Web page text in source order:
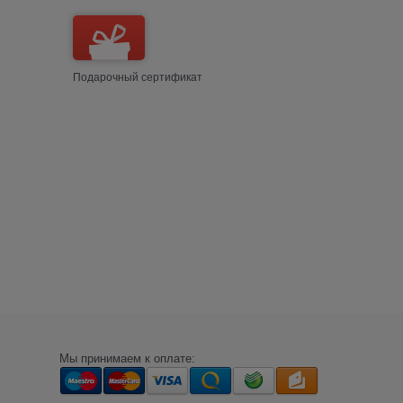
Подарочный сертификат
Мы принимаем к оплате: